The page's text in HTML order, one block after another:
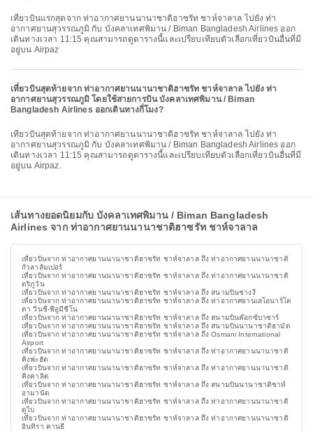
เที่ยวบินแรกสุดจาก ท่าอากาศยานนานาชาติฮาซรัท ชาห์จาลาล ไปยัง ท่า
อากาศยานสุวรรณภูมิ กับ บังคลาเทศพิมาน / Biman Bangladesh Airlines ออก
เดินทางเวลา 11:15 คุณสามารถดูตารางนี้และเปรียบเทียบตัวเลือกเที่ยวบินอื่นที่มี
อยู่บน Airpaz
เที่ยวบินสุดท้ายจาก ท่าอากาศยานนานาชาติฮาซรัท ชาห์จาลาล ไปยัง ท่า
อากาศยานสุวรรณภูมิ โดยใช้สายการบิน บังคลาเทศพิมาน / Biman
Bangladesh Airlines ออกเดินทางกี่โมง?
เที่ยวบินสุดท้ายจาก ท่าอากาศยานนานาชาติฮาซรัท ชาห์จาลาล ไปยัง ท่า
อากาศยานสุวรรณภูมิ กับ บังคลาเทศพิมาน / Biman Bangladesh Airlines ออก
เดินทางเวลา 11:15 คุณสามารถดูตารางนี้และเปรียบเทียบตัวเลือกเที่ยวบินอื่นที่มี
อยู่บน Airpaz.
เส้นทางยอดนิยมกับ บังคลาเทศพิมาน / Biman Bangladesh
Airlines จาก ท่าอากาศยานนานาชาติฮาซรัท ชาห์จาลาล
เที่ยวบินจาก ท่าอากาศยานนานาชาติฮาซรัท ชาห์จาลาล ถึง ท่าอากาศยานนานาชาติ
กัวลาลัมเปอร์
เที่ยวบินจาก ท่าอากาศยานนานาชาติฮาซรัท ชาห์จาลาล ถึง ท่าอากาศยานนานาชาติ
ตริภูวัน
เที่ยวบินจาก ท่าอากาศยานนานาชาติฮาซรัท ชาห์จาลาล ถึง สนามบินชางงี
เที่ยวบินจาก ท่าอากาศยานนานาชาติฮาซรัท ชาห์จาลาล ถึง ท่าอากาศยานเลโอนาร์โด
ดา วินชี-ฟีอูมีชีโน
เที่ยวบินจาก ท่าอากาศยานนานาชาติฮาซรัท ชาห์จาลาล ถึง สนามบินค๊อกซ์บาซาร์
เที่ยวบินจาก ท่าอากาศยานนานาชาติฮาซรัท ชาห์จาลาล ถึง สนามบินนานาชาติฮามัด
เที่ยวบินจาก ท่าอากาศยานนานาชาติฮาซรัท ชาห์จาลาล ถึง Osmani International
Airport
เที่ยวบินจาก ท่าอากาศยานนานาชาติฮาซรัท ชาห์จาลาล ถึง ท่าอากาศยานนานาชาติ
คิงฟะฮัด
เที่ยวบินจาก ท่าอากาศยานนานาชาติฮาซรัท ชาห์จาลาล ถึง ท่าอากาศยานนานาชาติ
คิงคาลิด
เที่ยวบินจาก ท่าอากาศยานนานาชาติฮาซรัท ชาห์จาลาล ถึง สนามบินนานาชาติชาห์
อามานัต
เที่ยวบินจาก ท่าอากาศยานนานาชาติฮาซรัท ชาห์จาลาล ถึง ท่าอากาศยานนานาชาติ
ดูไบ
เที่ยวบินจาก ท่าอากาศยานนานาชาติฮาซรัท ชาห์จาลาล ถึง ท่าอากาศยานนานาชาติ
อินทิรา คานธี